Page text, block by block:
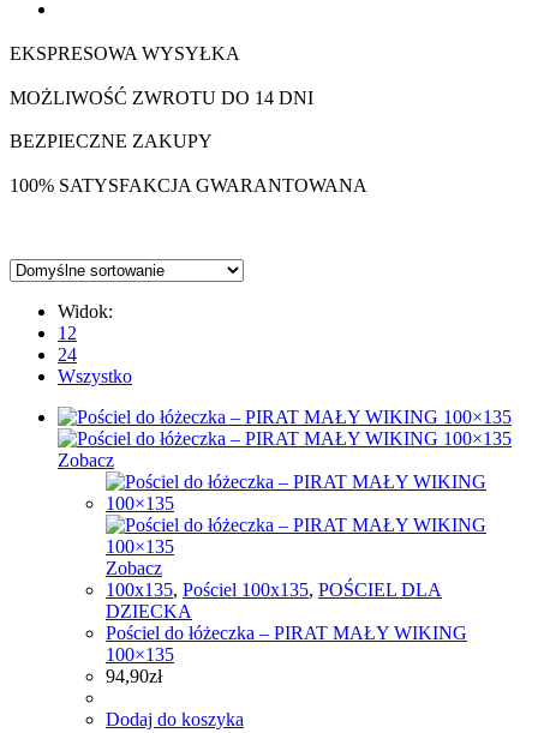
EKSPRESOWA WYSYŁKA
MOŻLIWOŚĆ ZWROTU DO 14 DNI
BEZPIECZNE ZAKUPY
100% SATYSFAKCJA GWARANTOWANA
Widok:
12
24
Wszystko
Zobacz
Zobacz
100x135, Pościel 100x135, POŚCIEL DLA
DZIECKA
Pościel do łóżeczka – PIRAT MAŁY WIKING
100×135
94,90zł
Dodaj do koszyka